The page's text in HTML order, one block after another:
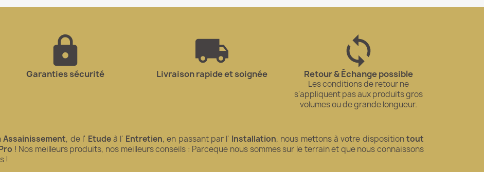
Garanties sécurité Livraison rapide et soignée Retour & Échange possible
Les conditions de retour ne
s'appliquent pas aux produits gros
volumes ou de grande longueur.
Assainissement, de l' Etudeà l' Entretien, en passant par l' Installation, nous mettons à votre dispositiontout
! Nos meilleurs produits, nos meilleurs conseils : Parceque nous sommes sur le terrain et que nous connaissons
!